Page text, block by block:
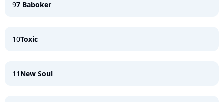
97 Baboker
10Toxic
11 New Soul